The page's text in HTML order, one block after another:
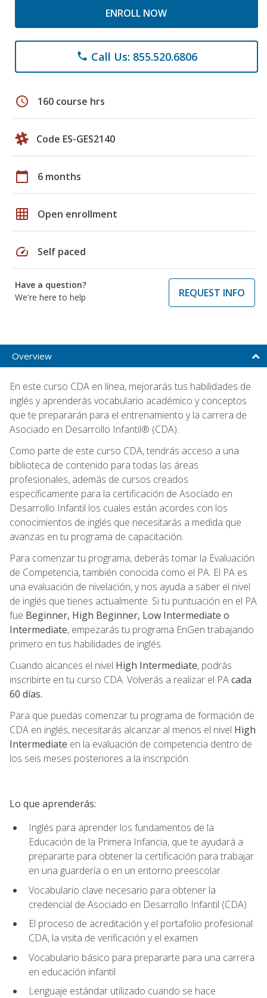
ENROLL NOW
phone Call Us: 855.520.6806
schedule 160 course hrs
Code ES-GES2140
calendar_today 6 months
grid_on Open enrollment
speed Self paced
Have a question?
We're here to help
REQUEST INFO
Overview
En este curso CDA en línea, mejorarás tus habilidades de
inglés y aprenderás vocabulario académico y conceptos
que te prepararán para el entrenamiento y la carrera de
Asociado en Desarrollo Infantil® (CDA).
Como parte de este curso CDA, tendrás acceso a una
biblioteca de contenido para todas las áreas
profesionales, además de cursos creados
específicamente para la certificación de Asociado en
Desarrollo Infantil los cuales están acordes con los
conocimientos de inglés que necesitarás a medida que
avanzas en tu programa de capacitación.
Para comenzar tu programa, deberás tomar la Evaluación
de Competencia, también conocida como el PA. El PA es
una evaluación de nivelación, y nos ayuda a saber el nivel
de inglés que tienes actualmente. Si tu puntuación en el PA
fue Beginner, High Beginner, Low Intermediate o
Intermediate, empezarás tu programa EnGen trabajando
primero en tus habilidades de inglés.
Cuando alcances el nivel High Intermediate, podrás
inscribirte en tu curso CDA. Volverás a realizar el PAcada
60 días.
Para que puedas comenzar tu programa de formación de
CDA en inglés, necesitarás alcanzar al menos el nivel High
Intermediate en la evaluación de competencia dentro de
los seis meses posteriores a la inscripción.
Lo que aprenderás:
Inglés para aprender los fundamentos de la
Educación de la Primera Infancia, que te ayudará a
prepararte para obtener la certificación para trabajar
en una guardería o en un entorno preescolar.
Vocabulario clave necesario para obtener la
credencial de Asociado en Desarrollo Infantil (CDA)
El proceso de acreditación y el portafolio profesional
CDA, la visita de verificación y el examen
Vocabulario básico para prepararte para una carrera
en educación infantil
Lenguaje estándar utilizado cuando se hace